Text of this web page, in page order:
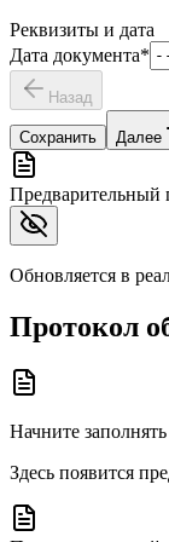
Реквизиты и дата
Дата документа*
Назад
Сохранить Далее
Предварительный
Обновляется в
Протокол
Начните
Здесь появится